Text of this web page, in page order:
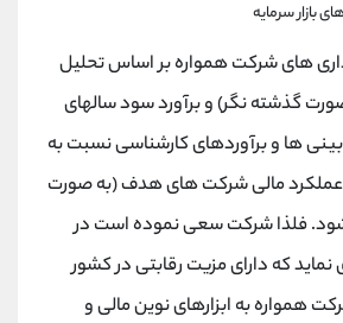
بازار سرمایه
های شرکت همواره بر اساس تحلیل
گذشته نگر) و برآورد سود سالهای
ها و برآوردهای کارشناسی نسبت به
عملکرد مالی شرکت های هدف (به صورت
شود. فلذا شرکت سعی نموده است در
که دارای مزیت رقابتی در کشور
همواره به ابزارهای نوین مالی و